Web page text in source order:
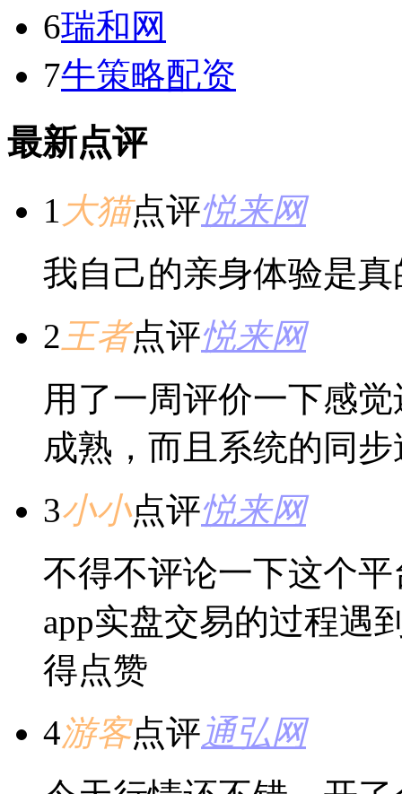
6瑞和网
7牛策略配资
最新点评
1 大猫点评悦来网
我自己的亲身体验是
2 王者点评悦来网
用了一周评价一下感
成熟，而且系统的同
3小小点评悦来网
不得不评论一下这个
app实盘交易的过程遇
得点赞
4游客点评通弘网